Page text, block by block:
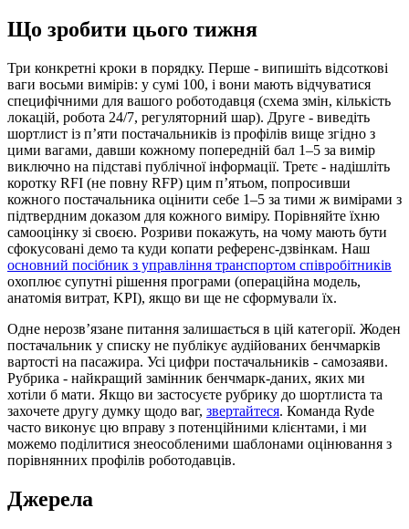
Що зробити цього тижня
Три конкретні кроки в порядку. Перше - випишіть відсоткові
ваги восьми вимірів: у сумі 100, і вони мають відчуватися
специфічними для вашого роботодавця (схема змін, кількість
локацій, робота 24/7, регуляторний шар). Друге - виведіть
шортлист із п’яти постачальників із профілів вище згідно з
цими вагами, давши кожному попередній бал 1–5 за вимір
виключно на підставі публічної інформації. Третє - надішліть
коротку RFI (не повну RFP) цим п’ятьом, попросивши
кожного постачальника оцінити себе 1–5 за тими ж вимірами з
підтвердним доказом для кожного виміру. Порівняйте їхню
самооцінку зі своєю. Розриви покажуть, на чому мають бути
сфокусовані демо та куди копати референс-дзвінкам. Наш
основний посібник з управління транспортом співробітників
охоплює супутні рішення програми (операційна модель,
анатомія витрат, KPI), якщо ви ще не сформували їх.
Одне нерозв’язане питання залишається в цій категорії. Жоден
постачальник у списку не публікує аудійованих бенчмарків
вартості на пасажира. Усі цифри постачальників - самозаяви.
Рубрика - найкращий замінник бенчмарк-даних, яких ми
хотіли б мати. Якщо ви застосуєте рубрику до шортлиста та
захочете другу думку щодо ваг, звертайтеся. Команда Ryde
часто виконує цю вправу з потенційними клієнтами, і ми
можемо поділитися знеособленими шаблонами оцінювання з
порівнянних профілів роботодавців.
Джерела